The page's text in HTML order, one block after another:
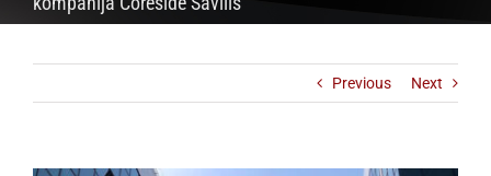
Previous Next